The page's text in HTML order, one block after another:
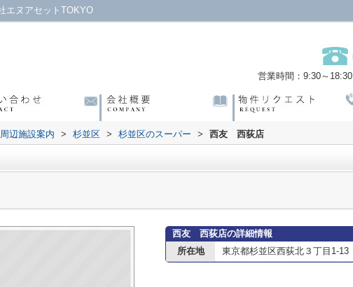
エヌアセットTOKYO
営業時間：9:30～18:30
周辺施設案内 > 杉並区 > 杉並区のスーパー > 西友 西荻店
西友 西荻店の詳細情報
所在地
東京都杉並区西荻北３丁目1-13